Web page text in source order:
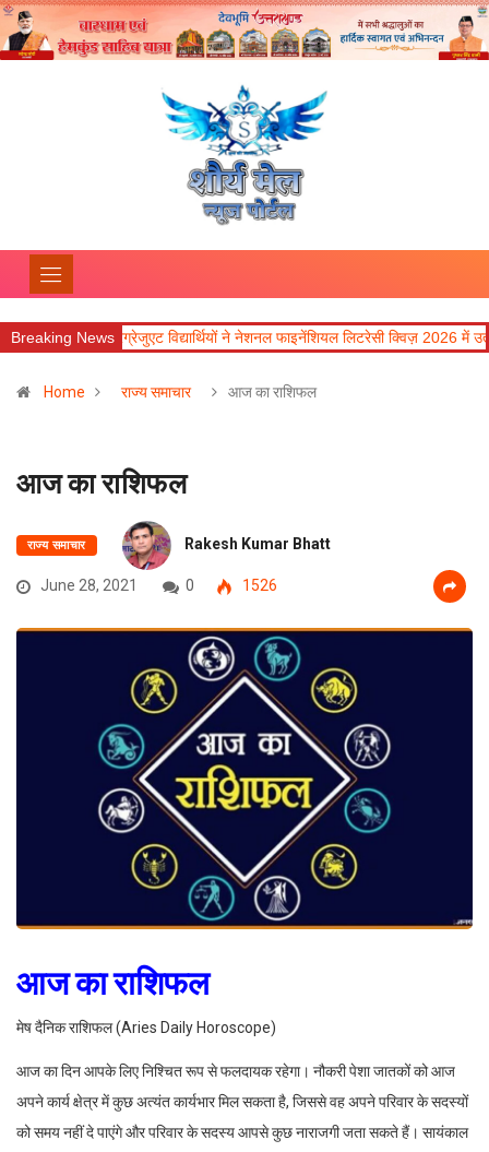
Breaking News
विद्यार्थियों ने नेशनल फाइनेंशियल लिटरेसी क्विज़ 2026 में उत्कृष्ट प्रदर्शन किया
Home राज्य समाचार आज का राशिफल
आज का राशिफल
राज्य समाचार Rakesh Kumar Bhatt
June 28, 2021 0 1526
आज का राशिफल
मेष दैनिक राशिफल (Aries Daily Horoscope)
आज का दिन आपके लिए निश्चित रूप से फलदायक रहेगा। नौकरी पेशा जातकों को आज
अपने कार्य क्षेत्र में कुछ अत्यंत कार्यभार मिल सकता है, जिससे वह अपने परिवार के सदस्यों
को समय नहीं दे पाएंगे और परिवार के सदस्य आपसे कुछ नाराजगी जता सकते हैं। सायंकाल